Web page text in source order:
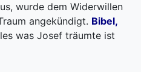
wurde dem Widerwillen
angekündigt. Bibel,
was Josef träumte ist